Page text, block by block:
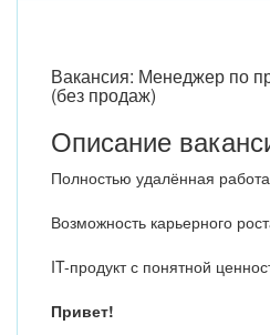
Вакансия: Менеджер по
(без продаж)
Описание
Полностью удалённая работа
Возможность карьерного
IT-продукт с понятной
Привет!